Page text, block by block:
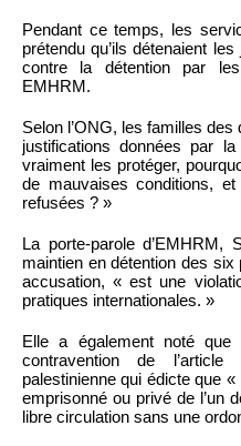
Pendant ce temps, les
prétendu qu’ils détenaient
contre la détention par
EMHRM.
Selon l’ONG, les familles
justifications données par
vraiment les protéger,
de mauvaises conditions,
refusées ? »
La porte-parole d’EMHRM,
maintien en détention des six
accusation, « est une
pratiques internationales. »
Elle a également noté
contravention de
palestinienne qui édicte que
emprisonné ou privé de l’un
libre circulation sans une